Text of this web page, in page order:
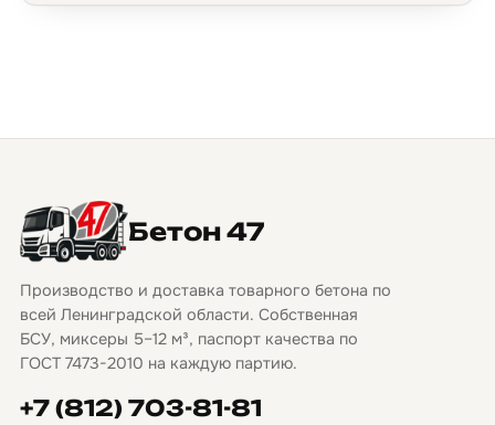
Бетон 47
Производство и доставка товарного бетона по
всей Ленинградской области. Собственная
БСУ, миксеры 5–12 м³, паспорт качества по
ГОСТ 7473-2010 на каждую партию.
+7 (812) 703-81-81